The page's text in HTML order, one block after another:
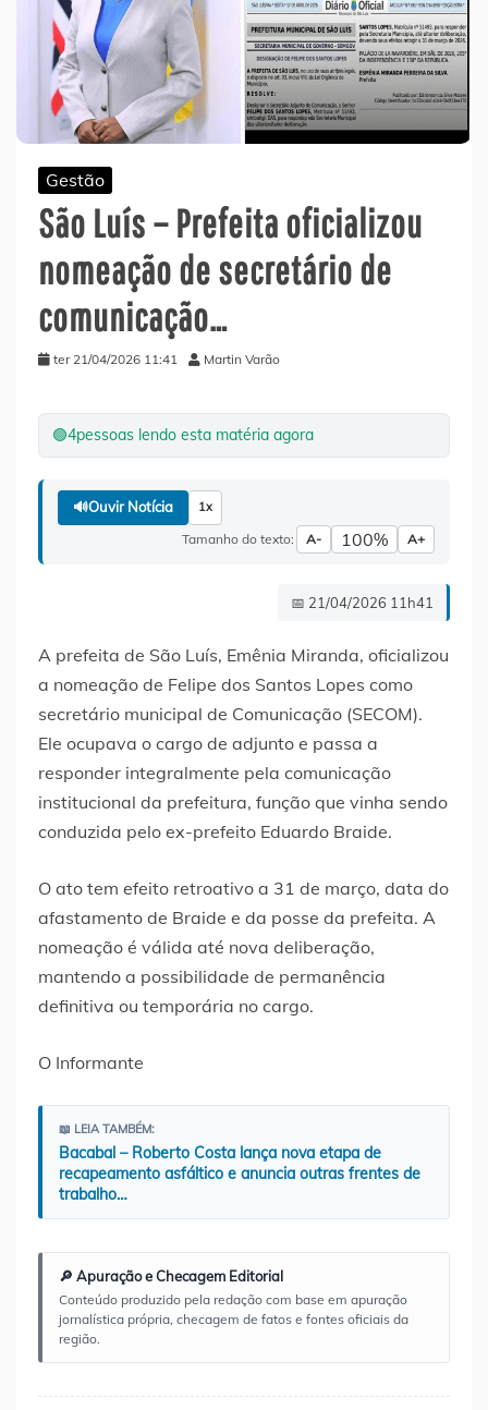
Gestão
São Luís – Prefeita oficializou
nomeação de secretário de
comunicação…
ter 21/04/2026 11:41 Martin Varão
🟢4pessoas lendo esta matéria agora
🔊Ouvir Notícia 1x
Tamanho do texto: A- 100% A+
📅 21/04/2026 11h41
A prefeita de São Luís, Emênia Miranda, oficializou
a nomeação de Felipe dos Santos Lopes como
secretário municipal de Comunicação (SECOM).
Ele ocupava o cargo de adjunto e passa a
responder integralmente pela comunicação
institucional da prefeitura, função que vinha sendo
conduzida pelo ex-prefeito Eduardo Braide.
O ato tem efeito retroativo a 31 de março, data do
afastamento de Braide e da posse da prefeita. A
nomeação é válida até nova deliberação,
mantendo a possibilidade de permanência
definitiva ou temporária no cargo.
O Informante
📖 LEIA TAMBÉM:
Bacabal – Roberto Costa lança nova etapa de
recapeamento asfáltico e anuncia outras frentes de
trabalho…
🔎 Apuração e Checagem Editorial
Conteúdo produzido pela redação com base em apuração
jornalística própria, checagem de fatos e fontes oficiais da
região.